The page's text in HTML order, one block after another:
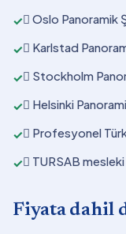
✓ Oslo Panoramik
✓ Karlstad
✓ Stockholm
✓ Helsinki
✓ Profesyonel
✓ TURSAB
Fiyata dahil